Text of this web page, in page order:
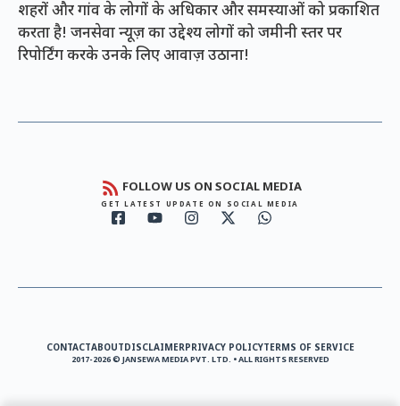
शहरों और गांव के लोगों के अधिकार और समस्याओं को प्रकाशित
करता है! जनसेवा न्यूज़ का उद्देश्य लोगों को जमीनी स्तर पर
रिपोर्टिंग करके उनके लिए आवाज़ उठाना!
FOLLOW US ON SOCIAL MEDIA
GET LATEST UPDATE ON SOCIAL MEDIA
CONTACTABOUTDISCLAIMERPRIVACY POLICYTERMS OF SERVICE
2017-2026 © JANSEWA MEDIA PVT. LTD. • ALL RIGHTS RESERVED